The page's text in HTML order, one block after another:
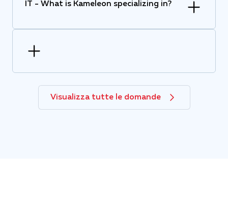
IT - What is Kameleon specializing in?
Visualizza tutte le domande